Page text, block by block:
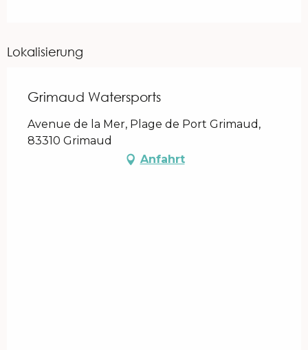
Lokalisierung
Grimaud Watersports
Avenue de la Mer, Plage de Port Grimaud,
83310 Grimaud
Anfahrt